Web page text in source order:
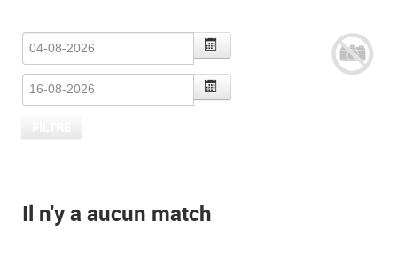
Il n'y a aucun match